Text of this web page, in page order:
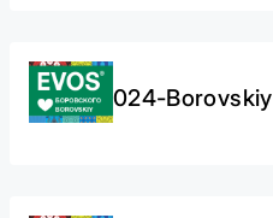
024-Borovskiy